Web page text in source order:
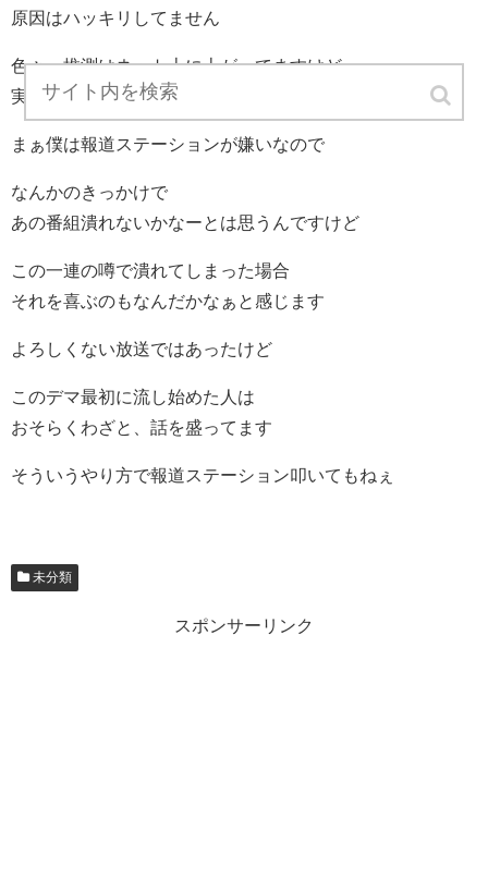
原因はハッキリしてません
色々、推測はネット上に上がってますけど
実際どうなのかは誰にもわからんですからね
まぁ僕は報道ステーションが嫌いなので
なんかのきっかけで
あの番組潰れないかなーとは思うんですけど
この一連の噂で潰れてしまった場合
それを喜ぶのもなんだかなぁと感じます
よろしくない放送ではあったけど
このデマ最初に流し始めた人は
おそらくわざと、話を盛ってます
そういうやり方で報道ステーション叩いてもねぇ
未分類
スポンサーリンク